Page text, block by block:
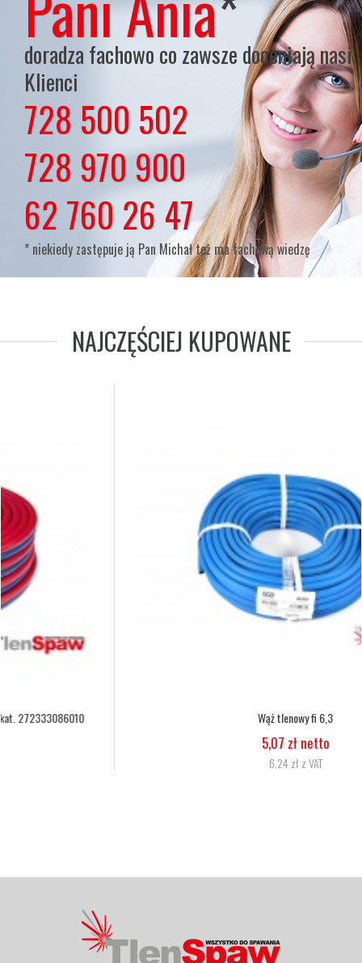
doradza fachowo co zawsze doceniają nasi
Klienci
728 500 502
lub
728 970 900
lub
62 760 26 47
* niekiedy zastępuje ją Pan Michał też ma fachową wiedzę
NAJCZĘŚCIEJ KUPOWANE